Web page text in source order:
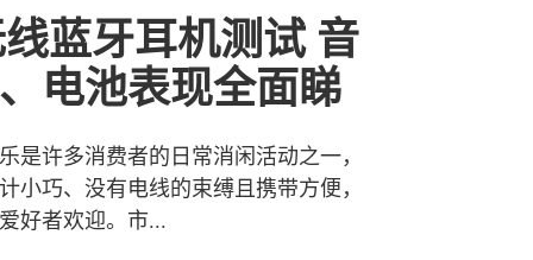
蓝牙耳机测试 音
电池表现全面睇
是许多消费者的日常消闲活动之一，
小巧、没有电线的束缚且携带方便，
好者欢迎。市...